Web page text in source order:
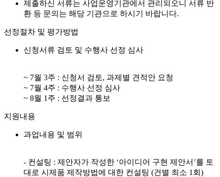
제출하신 서류는 사업운영기관에서 관리되오니 서류 반
환 등 문의는 해당 기관으로 하시기 바랍니다.
선정절차 및 평가방법
신청서류 검토 및 수행사 선정 심사
~ 7월 3주 : 신청서 검토, 과제별 견적안 요청
~ 7월 4주 : 수행사 선정 심사
~ 8월 1주 : 선정결과 통보
지원내용
과업내용 및 범위
- 컨설팅 : 제안자가 작성한 ‘아이디어 구현 제안서’를 토
대로 시제품 제작방법에 대한 컨설팅 (건별 최소 1회)